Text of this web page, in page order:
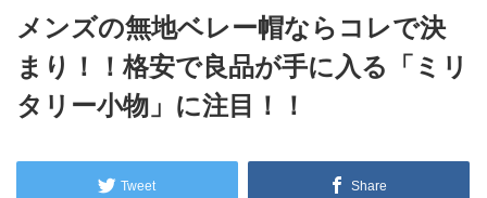
メンズの無地ベレー帽ならコレで決
まり！！格安で良品が手に入る「ミリ
タリー小物」に注目！！
Tweet Share